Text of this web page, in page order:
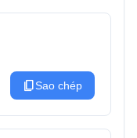
content_copySao chép